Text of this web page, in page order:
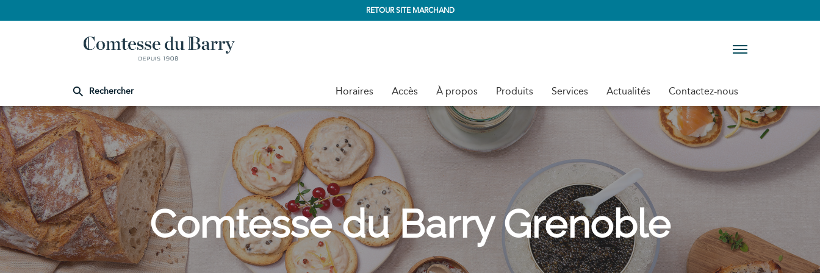
RETOUR SITE MARCHAND
Menu
Rechercher Horaires Accès À propos Produits Services Actualités
Contactez-nous
Comtesse
du
Barry
Comtesse du Barry Grenoble